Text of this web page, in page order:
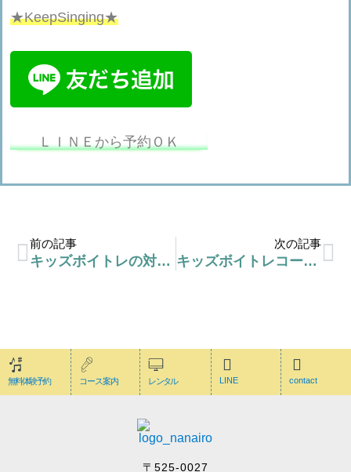
★KeepSinging★
ＬＩＮＥから予約ＯＫ
前の記事
キッズボイトレの対象年齢について
次の記事
キッズボイトレコース・満員につき受付をストップ
無料体験予約 コース案内 レンタル LINE contact
〒525-0027